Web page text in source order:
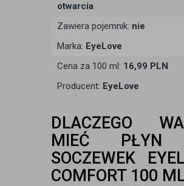
otwarcia
Zawiera pojemnik: nie
Marka: EyeLove
Cena za 100 ml: 16,99 PLN
Producent: EyeLove
DLACZEGO
MIEĆ PŁYN
SOCZEWEK
COMFORT 100